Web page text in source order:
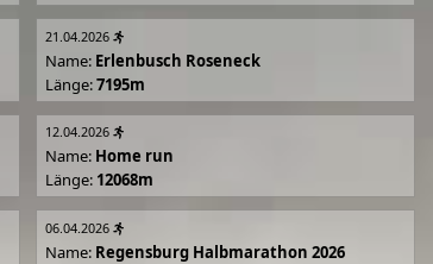
21.04.2026
Name: Erlenbusch Roseneck
Länge:7195m
12.04.2026
Name: Home run
Länge: 12068m
06.04.2026
Name: Regensburg Halbmarathon 2026